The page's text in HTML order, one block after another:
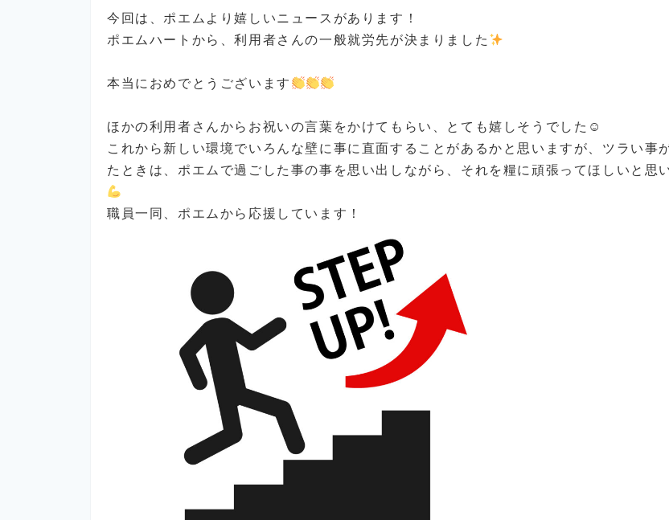
今回は、ポエムより嬉しいニュースがあります！
ポエムハートから、利用者さんの一般就労先が決まりました
本当におめでとうございます
ほかの利用者さんからお祝いの言葉をかけてもらい、とても嬉しそうでした☺
これから新しい環境でいろんな壁に事に直面することがあるかと思いますが、ツラい事
たときは、ポエムで過ごした事の事を思い出しながら、それを糧に頑張ってほしいと思
職員一同、ポエムから応援しています！